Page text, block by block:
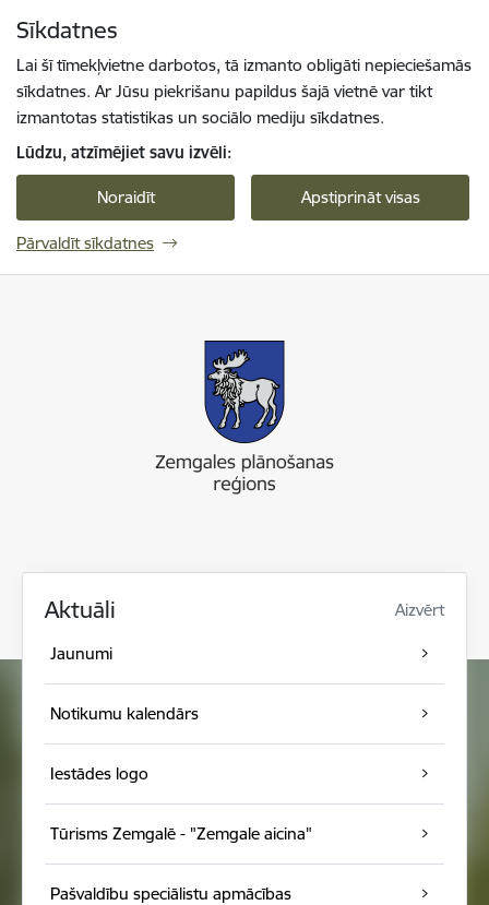
Sīkdatnes
Lai šī tīmekļvietne darbotos, tā izmanto obligāti nepieciešamās
sīkdatnes. Ar Jūsu piekrišanu papildus šajā vietnē var tikt
izmantotas statistikas un sociālo mediju sīkdatnes.
Lūdzu, atzīmējiet savu izvēli:
Noraidīt Apstiprināt visas
Pārvaldīt sīkdatnes
Aktuāli Aizvērt
Jaunumi
Notikumu kalendārs
Iestādes logo
Tūrisms Zemgalē - "Zemgale aicina"
Pašvaldību speciālistu apmācības